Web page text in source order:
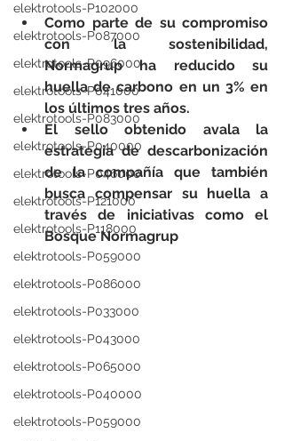
elektrotools-P102000
elektrotools-P087000
elektrotools-P096000
elektrotools-P041000
elektrotools-P083000
elektrotools-P040000
elektrotools-P046000
elektrotools-P121000
elektrotools-P118000
elektrotools-P059000
elektrotools-P086000
elektrotools-P033000
elektrotools-P043000
elektrotools-P065000
elektrotools-P040000
elektrotools-P059000
Como parte de su compromiso
con la sostenibilidad,
Normagrup ha reducido su
huella de carbono en un 3% en
los últimos tres años.
El sello obtenido avala la
estrategia de descarbonización
de la compañía que también
busca compensar su huella a
través de iniciativas como el
Bosque Normagrup